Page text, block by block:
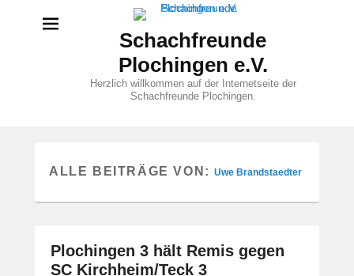
Schachfreunde
Plochingen e.V.
Herzlich willkommen auf der Internetseite der
Schachfreunde Plochingen.
ALLE BEITRÄGE VON:Uwe Brandstaedter
Plochingen 3 hält Remis gegen
SC Kirchheim/Teck 3